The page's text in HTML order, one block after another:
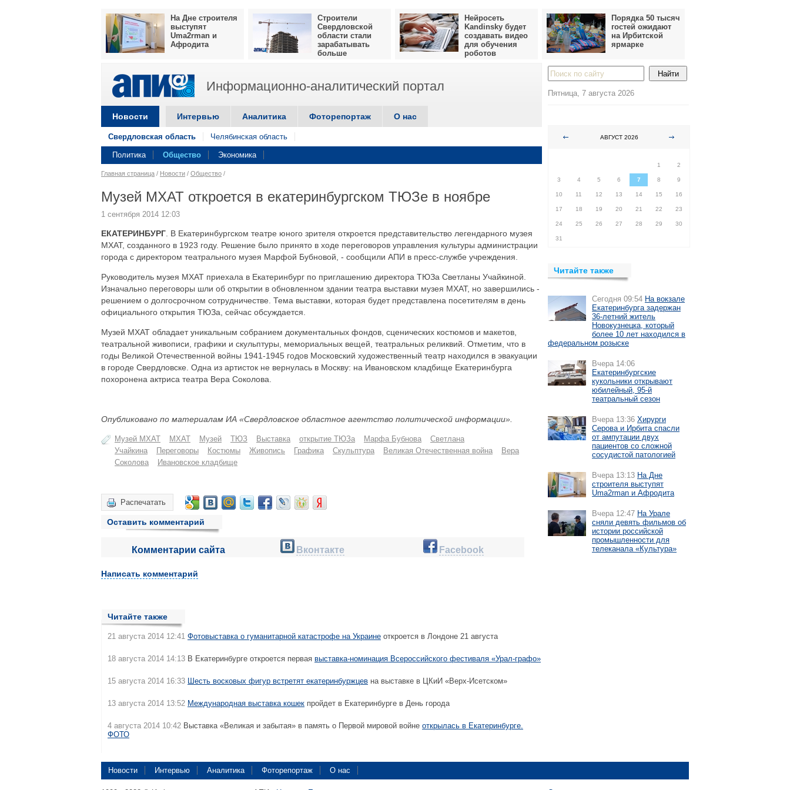
На Дне строителя
выступят
Uma2rman и
Афродита
Строители
Свердловской
области стали
зарабатывать
больше
Нейросеть
Kandinsky будет
создавать видео
для обучения
роботов
Порядка 50 тысяч
гостей ожидают
на Ирбитской
ярмарке
Информационно-аналитический портал
Новости Интервью Аналитика Фоторепортаж О нас
Свердловская область Челябинская область
Политика Общество Экономика
Главная страница / Новости / Общество /
Музей МХАТ откроется в екатеринбургском ТЮЗе в ноябре
1 сентября 2014 12:03
ЕКАТЕРИНБУРГ . В Екатеринбургском театре юного зрителя откроется представительство легендарного музея
МХАТ, созданного в 1923 году. Решение было принято в ходе переговоров управления культуры администрации
города с директором театрального музея Марфой Бубновой, - сообщили АПИ в пресс-службе учреждения.
Руководитель музея МХАТ приехала в Екатеринбург по приглашению директора ТЮЗа Светланы Учайкиной.
Изначально переговоры шли об открытии в обновленном здании театра выставки музея МХАТ, но завершились -
решением о долгосрочном сотрудничестве. Тема выставки, которая будет представлена посетителям в день
официального открытия ТЮЗа, сейчас обсуждается.
Музей МХАТ обладает уникальным собранием документальных фондов, сценических костюмов и макетов,
театральной живописи, графики и скульптуры, мемориальных вещей, театральных реликвий. Отметим, что в
годы Великой Отечественной войны 1941-1945 годов Московский художественный театр находился в эвакуации
в городе Свердловске. Одна из артисток не вернулась в Москву: на Ивановском кладбище Екатеринбурга
похоронена актриса театра Вера Соколова.
Опубликовано по материалам ИА «Свердловское областное агентство политической информации».
Музей МХАТ МХАТ Музей ТЮЗ Выставка открытие ТЮЗа Марфа Бубнова
Светлана
Учайкина
Переговоры Костюмы Живопись Графика Скульптура Великая Отечественная война
Вера
Соколова
Ивановское кладбище
Распечатать
Оставить комментарий
Комментарии сайта Вконтакте Facebook
Написать комментарий
Читайте также
21 августа 2014 12:41 Фотовыставка о гуманитарной катастрофе на Украине откроется в Лондоне 21 августа
18 августа 2014 14:13 В Екатеринбурге откроется первая выставка-номинация Всероссийского фестиваля «Урал-графо»
15 августа 2014 16:33 Шесть восковых фигур встретят екатеринбуржцев на выставке в ЦКиИ «Верх-Исетском»
13 августа 2014 13:52 Международная выставка кошек пройдет в Екатеринбурге в День города
4 августа 2014 10:42 Выставка «Великая и забытая» в память о Первой мировой войне открылась в Екатеринбурге.
ФОТО
Пятница, 7 августа 2026
АВГУСТ 2026
1
2
3 4 5 6 7 8 9
10 11 12 13 14 15 16
17 18 19 20 21 22 23
24 25 26 27 28 29 30
31
Читайте также
Сегодня 09:54 На вокзале
Екатеринбурга задержан
36-летний житель
Новокузнецка, который
более 10 лет находился в
федеральном розыске
Вчера 14:06
Екатеринбургские
кукольники открывают
юбилейный, 95-й
театральный сезон
Вчера 13:36 Хирурги
Серова и Ирбита спасли
от ампутации двух
пациентов со сложной
сосудистой патологией
Вчера 13:13 На Дне
строителя выступят
Uma2rman и Афродита
Вчера 12:47 На Урале
сняли девять фильмов об
истории российской
промышленности для
телеканала «Культура»
Новости Интервью Аналитика Фоторепортаж О нас